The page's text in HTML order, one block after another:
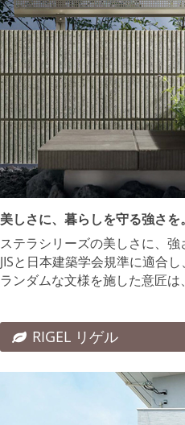
美しさに、暮らしを守る強さを。
ステラシリーズの美しさに、強
JISと日本建築学会規準に適合
ランダムな文様を施した意匠は
RIGEL リゲル